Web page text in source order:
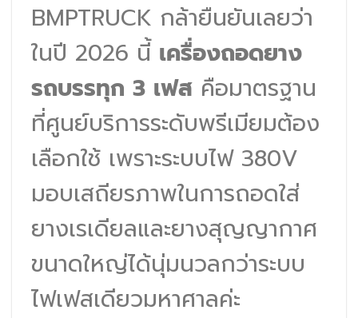
BMPTRUCK กล้ายืนยันเลยว่า
ในปี 2026 นี้ เครื่องถอดยาง
รถบรรทุก 3 เฟส คือมาตรฐาน
ที่ศูนย์บริการระดับพรีเมียมต้อง
เลือกใช้ เพราะระบบไฟ 380V
มอบเสถียรภาพในการถอดใส่
ยางเรเดียลและยางสุญญากาศ
ขนาดใหญ่ได้นุ่มนวลกว่าระบบ
ไฟเฟสเดียวมหาศาลค่ะ